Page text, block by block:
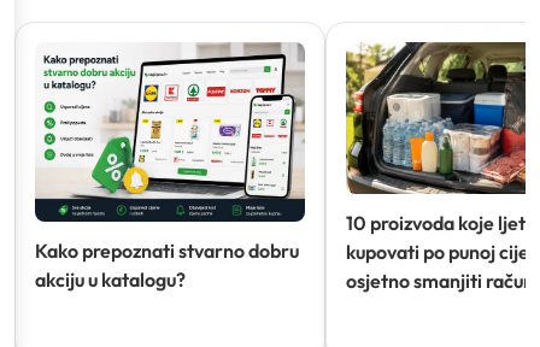
Kako prepoznati stvarno dobru
akciju u katalogu?
10 proizvoda koje ljeti
kupovati po punoj
osjetno smanjiti račun)